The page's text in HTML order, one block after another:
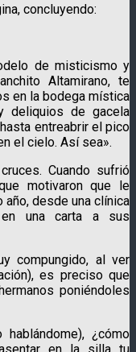
concluyendo:
de misticismo y
Altamirano, te
en la bodega mística
deliquios de gacela
entreabrir el pico
el cielo. Así sea».
Cuando sufrió
motivaron que le
desde una clínica
en una carta a sus
compungido, al ver
es preciso que
poniéndoles
¿cómo